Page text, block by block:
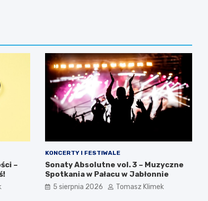
–
KONCERTY I FESTIWALE
Sonaty Absolutne vol. 3 – Muzyczne
Spotkania w Pałacu w Jabłonnie
5 sierpnia 2026 Tomasz Klimek